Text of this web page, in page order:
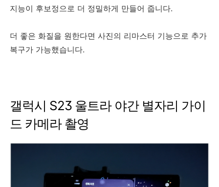
지능이 후보정으로 더 정밀하게 만들어 줍니다.
더 좋은 화질을 원한다면 사진의 리마스터 기능으로 추가
복구가 가능했습니다.
갤럭시 S23 울트라 야간 별자리 가이
드 카메라 촬영